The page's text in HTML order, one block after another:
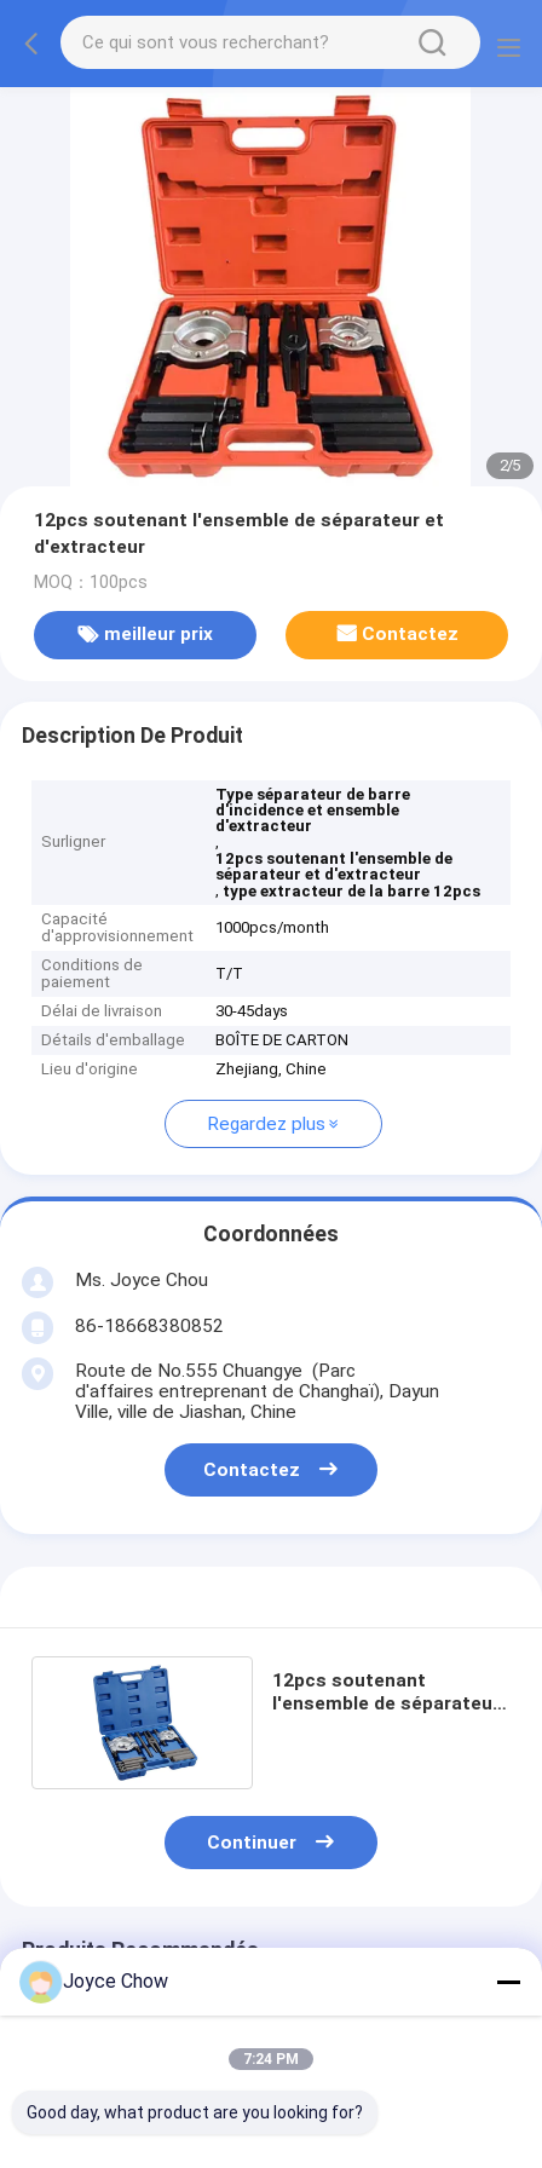
2/5
12pcs soutenant l'ensemble de séparateur et
d'extracteur
MOQ：100pcs
meilleur prix Contactez
Description De Produit
Surligner
Type séparateur de barre
d'incidence et ensemble
d'extracteur
,
12pcs soutenant l'ensemble de
séparateur et d'extracteur
, type extracteur de la barre 12pcs
Capacité
d'approvisionnement
1000pcs/month
Conditions de
paiement
T/T
Délai de livraison
30-45days
Détails d'emballage
BOÎTE DE CARTON
Lieu d'origine
Zhejiang, Chine
Regardez plus
Coordonnées
Ms. Joyce Chou
86-18668380852
Route de No.555 Chuangye (Parc
d'affaires entreprenant de Changhaï), Dayun
Ville, ville de Jiashan, Chine
Contactez
12pcs soutenant
l'ensemble de séparateur
Continuer
Produits Recommandés
Joyce Chow
7:24 PM
Good day, what product are you looking for?